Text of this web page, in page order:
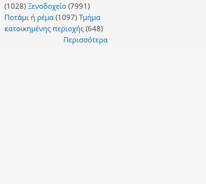
(1028) Ξενοδοχείο(7991)
Ποτάμι ή ρέμα(1097) Τμήμα
κατοικημένης περιοχής(648)
Περισσότερα